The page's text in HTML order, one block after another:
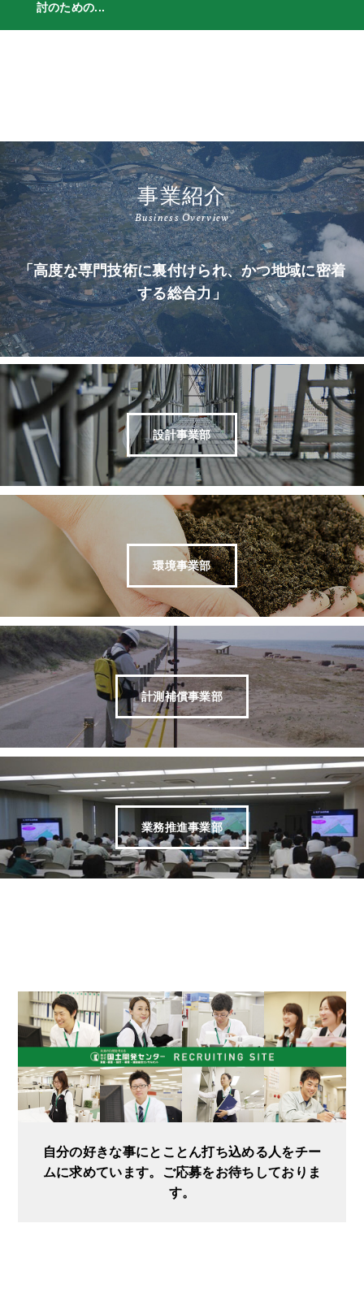
討のための...
事業紹介
Business Overview
「高度な専門技術に裏付けられ、かつ地域に密着
する総合力」
設計事業部
環境事業部
計測補償事業部
業務推進事業部
自分の好きな事にとことん打ち込める人をチー
ムに求めています。ご応募をお待ちしておりま
す。